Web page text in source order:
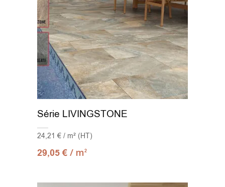
Série LIVINGSTONE
24,21 € / m² (HT)
29,05€ / m2